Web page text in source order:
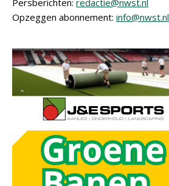
Persberichten: redactie@nwst.nl
Opzeggen abonnement: info@nwst.nl